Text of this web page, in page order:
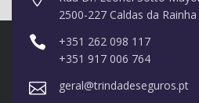
2500-227 Caldas da Rainha
+351 262 098 117
+351 917 006 764
geral@trindadeseguros.pt